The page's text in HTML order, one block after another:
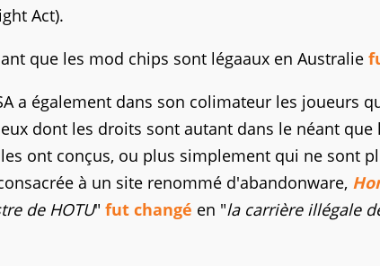
Act).
que les mod chips sont légaaux en Australie
a également dans son colimateur les joueurs
dont les droits sont autant dans le néant que
ont conçus, ou plus simplement qui ne sont
à un site renommé d'abandonware,
de HOTU" fut changé en "la carrière illégale